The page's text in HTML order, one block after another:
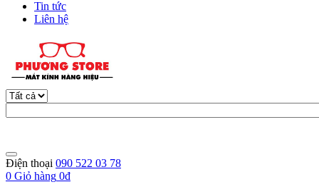
Tin tức
Liên hệ
Điện thoại 090 522 03 78
0 Giỏ hàng 0đ